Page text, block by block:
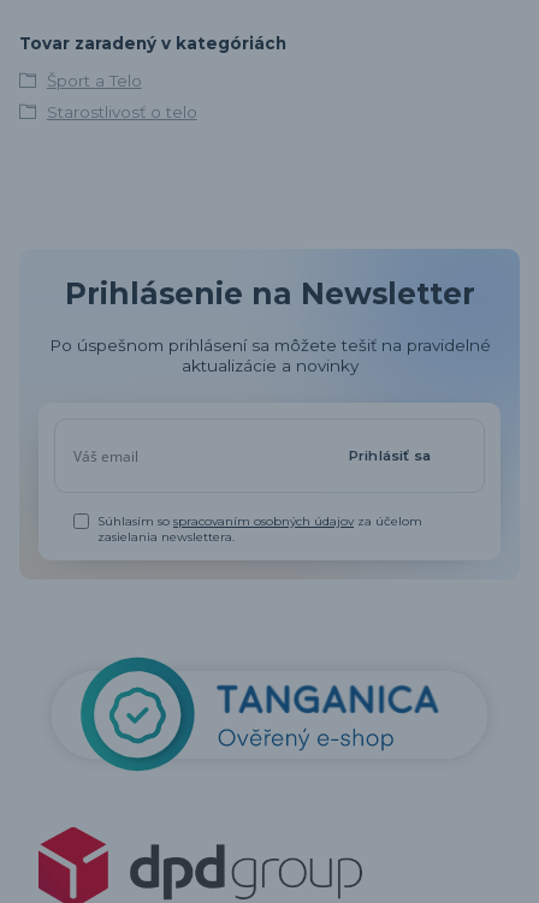
Tovar zaradený v kategóriách
Šport a Telo
Starostlivosť o telo
Prihlásenie na Newsletter
Po úspešnom prihlásení sa môžete tešiť na pravidelné
aktualizácie a novinky
Prihlásiť sa
Súhlasím sospracovaním osobných údajov za účelom
zasielania newslettera.